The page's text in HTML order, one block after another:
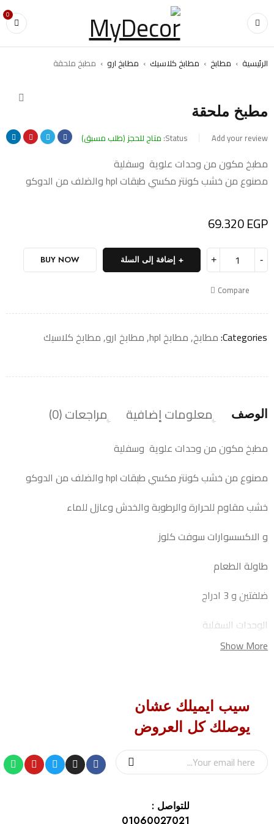
0
الرئيسية › مطابخ › مطابخ كلاسيك › مطابخ ارو › مطبخ ملحقة
مطبخ ملحقة
Add your review
Status: متاح للحجز (طلب مسبق)
مطبخ مكون من وحدات علوية وسفلية
مصنوع من خشب كونتر مكسي طبقات hpl والضلف من الدوكو
69.320EGP
إضافة إلى السلة BUY NOW
Compare
Categories: مطابخ,مطابخ hpl ,مطابخ ارو,مطابخ كلاسيك
الوصف معلومات إضافية مراجعات (0)
مطبخ مكون من وحدات علوية وسفلية
مصنوع من خشب كونتر مكسي طبقات hpl والضلف من الدوكو
خشب مقاوم للحرارة والرطوبة والخدش وعازل للماء
و الاكسسوارات سوفت كلوز
طاولة الطعام
ضلفتين و 3 ادراج
الوحدات السفلية
المقاسات بالسم :
Show More
سيب ايميلك عشان
يوصلك كل العروض
للتواصل :
01060027021